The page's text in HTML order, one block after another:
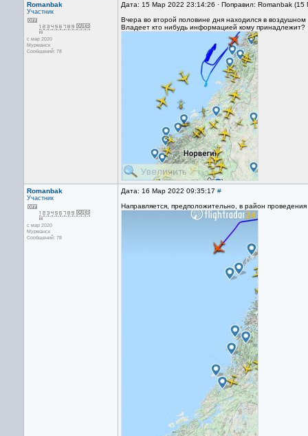
Romanbak
Участник
с мар 2020
Мурманск
Сообщений: 78
Дата: 15 Мар 2022 23:14:26 · Поправил: Romanbak
Вчера во второй половине дня находился в
Владеет кто нибудь информацией кому принадлежит?
Romanbak
Участник
с мар 2020
Мурманск
Сообщений: 78
Дата: 16 Мар 2022 09:35:17 #
Направляется, предположительно, в район проведения